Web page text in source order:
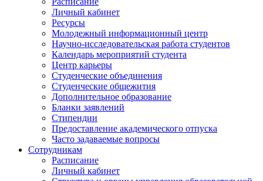
Личный кабинет
Ресурсы
Молодежный информационный центр
Научно-исследовательская работа студентов
Календарь мероприятий студента
Центр карьеры
Студенческие объединения
Студенческие общежития
Дополнительное образование
Бланки заявлений
Стипендии
Предоставление академического отпуска
Часто задаваемые вопросы
Сотрудникам
Расписание
Личный кабинет